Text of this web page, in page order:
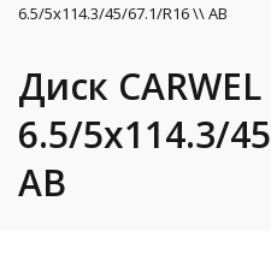
6.5/5x114.3/45/67.1/R16 \\ AB
Диск
6.5/5x114.3/
AB